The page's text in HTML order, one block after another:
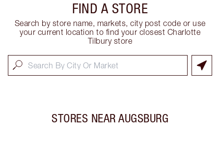
FIND A STORE
Search by store name, markets, city post code or use
your current location to find your closest Charlotte
Tilbury store
STORES NEAR AUGSBURG